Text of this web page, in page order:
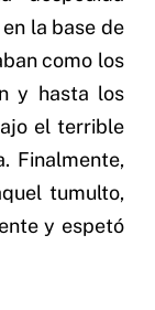
la base de
como los
y hasta los
el terrible
Finalmente,
tumulto,
y espetó